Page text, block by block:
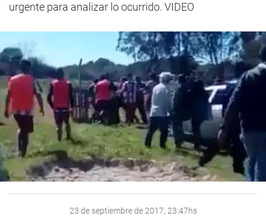
urgente para analizar lo ocurrido. VIDEO
23 de septiembre de 2017, 23:47hs